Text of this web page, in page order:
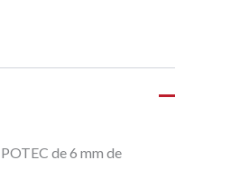
de 6 mm de